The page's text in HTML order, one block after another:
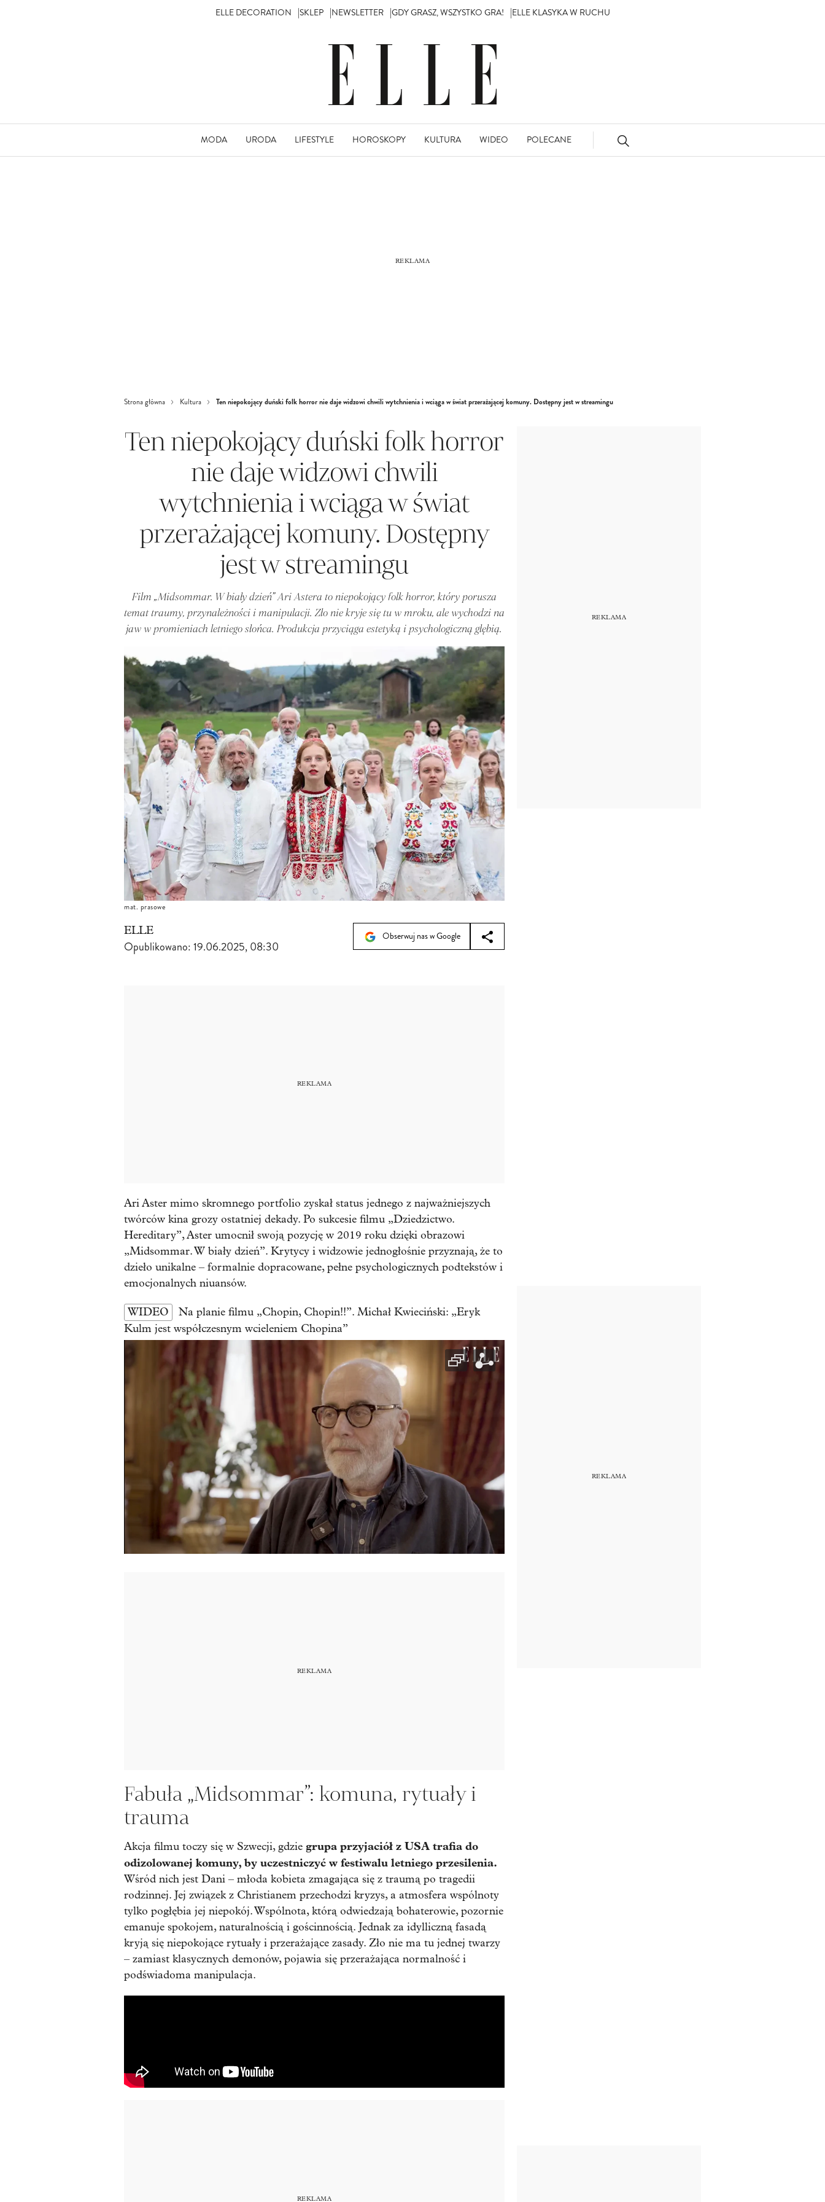
ELLE DECORATION SKLEP NEWSLETTER GDY GRASZ, WSZYSTKO GRA! ELLE KLASYKA W RUCHU
MODA URODA LIFESTYLE HOROSKOPY KULTURA WIDEO POLECANE
Strona główna Kultura Ten niepokojący duński folk horror nie daje widzowi chwili wytchnienia i wciąga w świat przerażającej komuny. Dostępny jest w streamingu
Ten niepokojący duński folk horror
nie daje widzowi chwili
wytchnienia i wciąga w świat
przerażającej komuny. Dostępny
jest w streamingu
Film „Midsommar. W biały dzień” Ari Astera to niepokojący folk horror, który porusza
temat traumy, przynależności i manipulacji. Zło nie kryje się tu w mroku, ale wychodzi na
jaw w promieniach letniego słońca. Produkcja przyciąga estetyką i psychologiczną głębią.
mat. prasowe
ELLE
Opublikowano:19.06.2025, 08:30
Obserwuj nas w Google
Ari Aster mimo skromnego portfolio zyskał status jednego z najważniejszych
twórców kina grozy ostatniej dekady. Po sukcesie filmu „Dziedzictwo.
Hereditary”, Aster umocnił swoją pozycję w 2019 roku dzięki obrazowi
„Midsommar. W biały dzień”. Krytycy i widzowie jednogłośnie przyznają, że to
dzieło unikalne – formalnie dopracowane, pełne psychologicznych podtekstów i
emocjonalnych niuansów.
WIDEO
Na planie filmu „Chopin, Chopin!!”. Michał Kwieciński: „Eryk
Kulm jest współczesnym wcieleniem Chopina”
Fabuła „Midsommar”: komuna, rytuały i
trauma
Akcja filmu toczy się w Szwecji, gdzie grupa przyjaciół z USA trafia do
odizolowanej komuny, by uczestniczyć w festiwalu letniego przesilenia.
Wśród nich jest Dani – młoda kobieta zmagająca się z traumą po tragedii
rodzinnej. Jej związek z Christianem przechodzi kryzys, a atmosfera wspólnoty
tylko pogłębia jej niepokój. Wspólnota, którą odwiedzają bohaterowie, pozornie
emanuje spokojem, naturalnością i gościnnością. Jednak za idylliczną fasadą
kryją się niepokojące rytuały i przerażające zasady. Zło nie ma tu jednej twarzy
– zamiast klasycznych demonów, pojawia się przerażająca normalność i
podświadoma manipulacja.